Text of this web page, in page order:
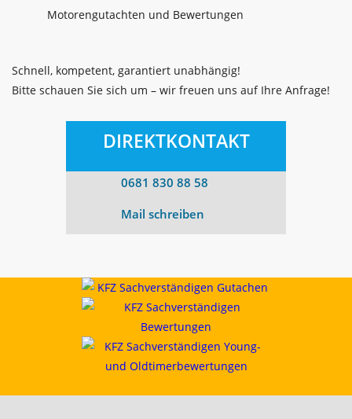
Motorengutachten und Bewertungen
Schnell, kompetent, garantiert unabhängig!
Bitte schauen Sie sich um – wir freuen uns auf Ihre Anfrage!
DIREKTKONTAKT
0681 830 88 58
Mail schreiben